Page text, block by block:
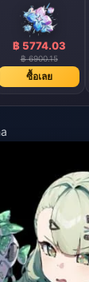
฿ 5774.03
฿ 6900.15
ซื้อเลย